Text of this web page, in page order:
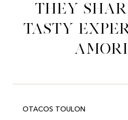
They
tasty
OTACOS TOULON